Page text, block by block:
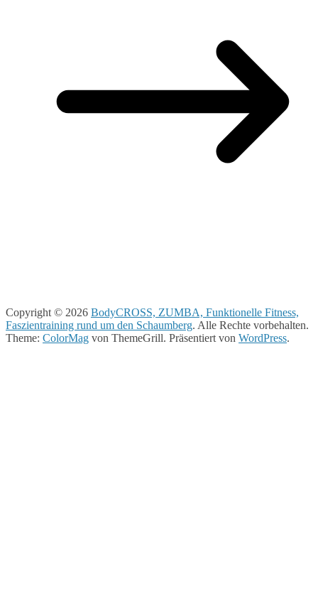
Copyright © 2026 BodyCROSS, ZUMBA, Funktionelle Fitness,
Faszientraining rund um den Schaumberg. Alle Rechte vorbehalten.
Theme: ColorMag von ThemeGrill. Präsentiert von WordPress.